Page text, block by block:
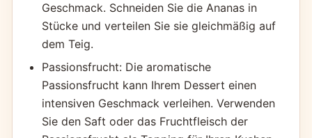
Geschmack. Schneiden Sie die Ananas in
Stücke und verteilen Sie sie gleichmäßig auf
dem Teig.
Passionsfrucht: Die aromatische
Passionsfrucht kann Ihrem Dessert einen
intensiven Geschmack verleihen. Verwenden
Sie den Saft oder das Fruchtfleisch der